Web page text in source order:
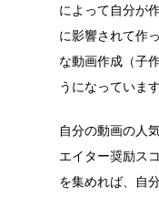
によって自分が
に影響されて作
な動画作成（子
うになっています
自分の動画の人
エイター奨励ス
を集めれば、自